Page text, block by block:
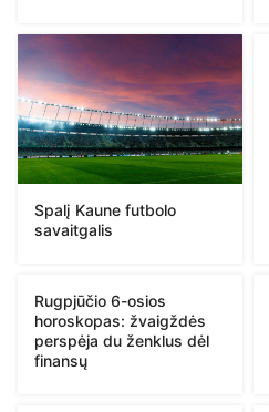
Spalį Kaune futbolo
savaitgalis
Rugpjūčio 6-osios
horoskopas: žvaigždės
perspėja du ženklus dėl
finansų